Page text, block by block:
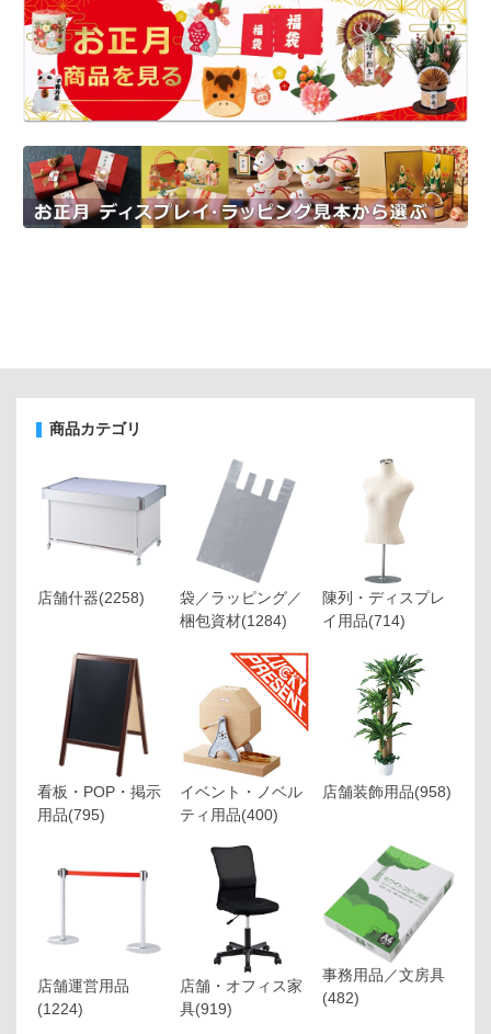
商品カテゴリ
店舗什器(2258)
袋／ラッピング／
梱包資材(1284)
陳列・ディスプレ
イ用品(714)
看板・POP・掲示
用品(795)
イベント・ノベル
ティ用品(400)
店舗装飾用品(958)
店舗運営用品
(1224)
店舗・オフィス家
具(919)
事務用品／文房具
(482)